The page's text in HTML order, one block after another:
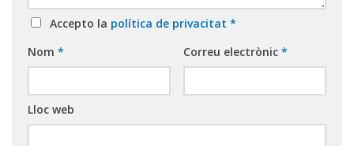
Accepto la política de privacitat *
Nom * Correu electrònic *
Lloc web